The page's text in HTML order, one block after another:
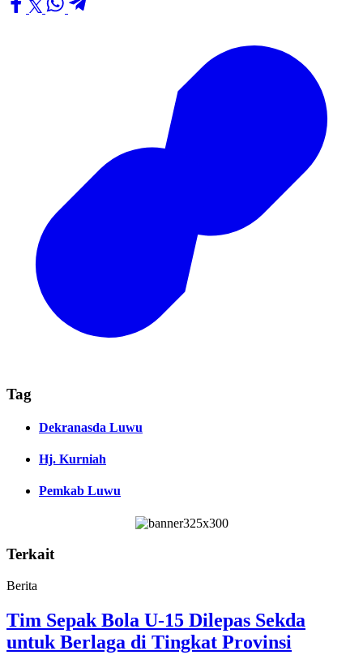
Tag
Dekranasda Luwu
Hj. Kurniah
Pemkab Luwu
Terkait
Berita
Tim Sepak Bola U-15 Dilepas Sekda
untuk Berlaga di Tingkat Provinsi